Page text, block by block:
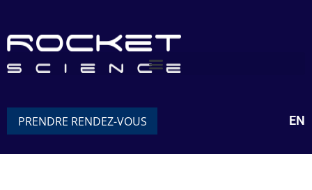
PRENDRE RENDEZ-VOUS EN